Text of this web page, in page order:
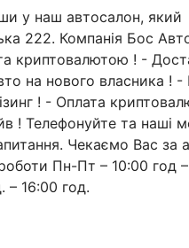
у наш автосалон, який
222. Компанія Бос
криптовалютою ! -
на нового власника ! -
! - Оплата
! Телефонуйте та наші
Чекаємо Вас
Пн-Пт – 10:00 год
– 16:00 год.